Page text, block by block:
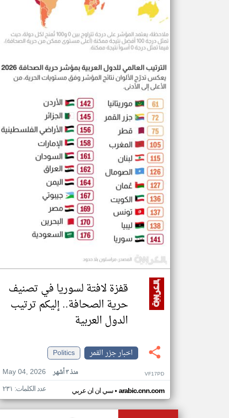
قفزة لافتة لسوريا في تصنيف
حرية الصحافة.. إليكم ترتيب
الدول العربية
اخبار جزر القمر
Politics
May 04, 2026
منذ ٣ أشهر VF17PD
سي ان ان عربي• arabic.cnn.com عدد الكلمات: ٢٣١